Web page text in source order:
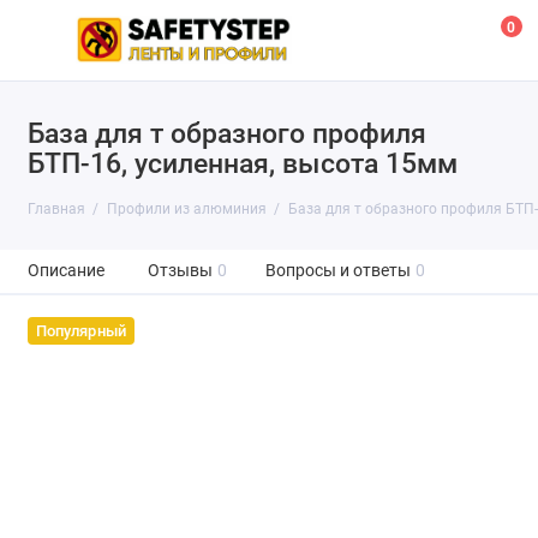
0
База для т образного профиля
БТП-16, усиленная, высота 15мм
Главная Профили из алюминия База для т образного профиля
Описание Отзывы 0 Вопросы и ответы 0
Популярный